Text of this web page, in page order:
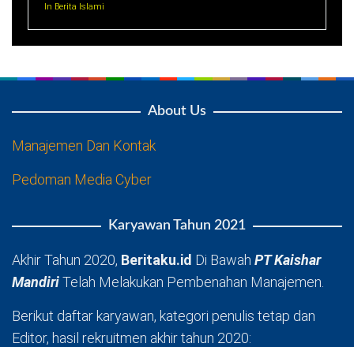
In Berita Islami
About Us
Manajemen Dan Kontak
Pedoman Media Cyber
Karyawan Tahun 2021
Akhir Tahun 2020, Beritaku.id Di Bawah PT Kaishar
MandiriTelah Melakukan Pembenahan Manajemen.
Berikut daftar karyawan, kategori penulis tetap dan
Editor, hasil rekruitmen akhir tahun 2020: